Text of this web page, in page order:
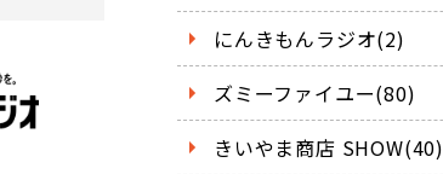
にんきもんラジオ(2)
ズミーファイユー(80)
きいやま商店 SHOW(40)